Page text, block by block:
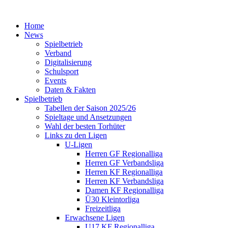
Home
News
Spielbetrieb
Verband
Digitalisierung
Schulsport
Events
Daten & Fakten
Spielbetrieb
Tabellen der Saison 2025/26
Spieltage und Ansetzungen
Wahl der besten Torhüter
Links zu den Ligen
U-Ligen
Herren GF Regionalliga
Herren GF Verbandsliga
Herren KF Regionalliga
Herren KF Verbandsliga
Damen KF Regionalliga
Ü30 Kleintorliga
Freizeitliga
Erwachsene Ligen